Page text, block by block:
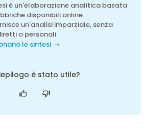
è un'elaborazione analitica basata
disponibili online.
un'analisi imparziale, senza
o personali.
le sintesi
è stato utile?